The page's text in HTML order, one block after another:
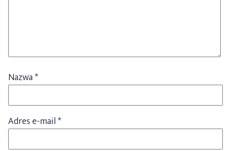
Nazwa*
Adres e-mail*